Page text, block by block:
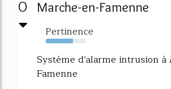
0
Marche-en-Famenne
Pertinence
67%
Système d'alarme intrusion à
Famenne